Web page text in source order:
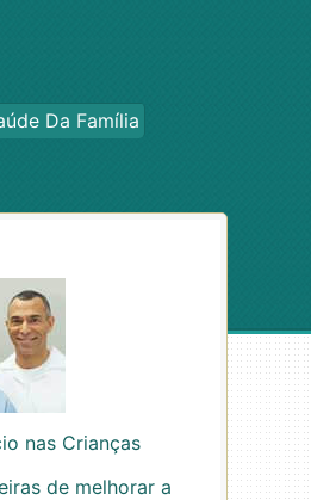
Da Família
nas Crianças
de melhorar a